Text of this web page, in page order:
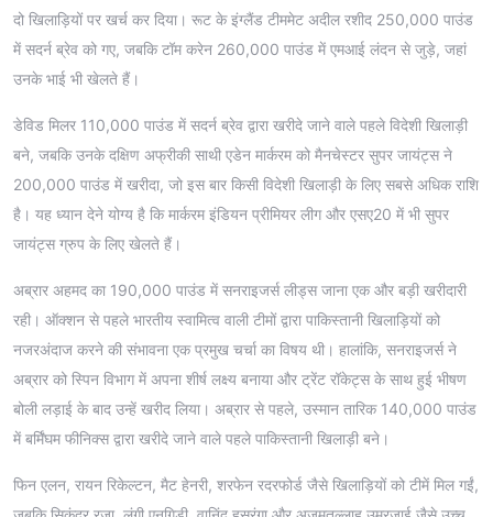
दो खिलाड़ियों पर खर्च कर दिया। रूट के इंग्लैंड टीममेट अदील रशीद 250,000 पाउंड
में सदर्न ब्रेव को गए, जबकि टॉम करेन 260,000 पाउंड में एमआई लंदन से जुड़े, जहां
उनके भाई भी खेलते हैं।
डेविड मिलर 110,000 पाउंड में सदर्न ब्रेव द्वारा खरीदे जाने वाले पहले विदेशी खिलाड़ी
बने, जबकि उनके दक्षिण अफ्रीकी साथी एडेन मार्करम को मैनचेस्टर सुपर जायंट्स ने
200,000 पाउंड में खरीदा, जो इस बार किसी विदेशी खिलाड़ी के लिए सबसे अधिक राशि
है। यह ध्यान देने योग्य है कि मार्करम इंडियन प्रीमियर लीग और एसए20 में भी सुपर
जायंट्स ग्रुप के लिए खेलते हैं।
अब्रार अहमद का 190,000 पाउंड में सनराइजर्स लीड्स जाना एक और बड़ी खरीदारी
रही। ऑक्शन से पहले भारतीय स्वामित्व वाली टीमों द्वारा पाकिस्तानी खिलाड़ियों को
नजरअंदाज करने की संभावना एक प्रमुख चर्चा का विषय थी। हालांकि, सनराइजर्स ने
अब्रार को स्पिन विभाग में अपना शीर्ष लक्ष्य बनाया और ट्रेंट रॉकेट्स के साथ हुई भीषण
बोली लड़ाई के बाद उन्हें खरीद लिया। अब्रार से पहले, उस्मान तारिक 140,000 पाउंड
में बर्मिंघम फीनिक्स द्वारा खरीदे जाने वाले पहले पाकिस्तानी खिलाड़ी बने।
फिन एलन, रायन रिकेल्टन, मैट हेनरी, शरफेन रदरफोर्ड जैसे खिलाड़ियों को टीमें मिल गईं,